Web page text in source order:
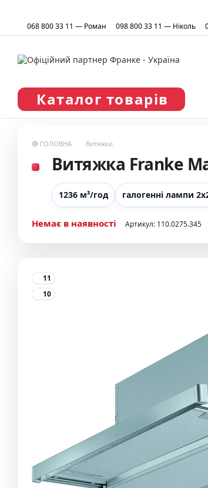
068 800 33 11 — Роман 098 800 33 11 — Ніколь
Каталог товарів
🔴 ГОЛОВНА Витяжки
Витяжка Franke
1236 м³/год галогенні лампи
Немає в наявності Артикул: 110.0275.345
11
10